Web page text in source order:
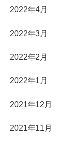
2022年4月
2022年3月
2022年2月
2022年1月
2021年12月
2021年11月